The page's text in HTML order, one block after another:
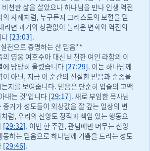
비천한 삶을 살았으나 하나님을 만나 인생 역전
사례처럼, 누구든지 그리스도의 보혈을 믿
리면 과거와 상관없이 놀라운 변화와 역전의
[23:03].
천으로 증명하는 산 믿음**
영웅 여호수아 대신 비천한 여인 라합의 이
에 당당히 올렸습니다[27:29]. 이는 하나님께
이 아닌, 지금 이 순간의 진실한 믿음과 순종을
지를 보여줍니다. 믿음은 단순히 입술의 고백
내는 것'입니다 [29:17]. 새로 부임한 목사님
거가 성도들이 외상값을 잘 갚는 일상의 변
럼, 우리의 신앙도 정직과 책임 있는 행동으
[29:32]. 이번 한 주간, 관념에만 머무는 신앙
하는 믿음으로 하나님께 기쁨을 드리는 성도
[29:46].